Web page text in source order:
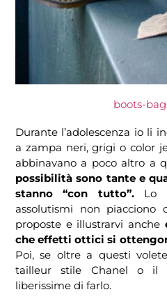
boots-
Durante l’adolescenza io li
a zampa neri, grigi o color
abbinavano a poco altro a
possibilità sono tante e
stanno “con tutto”.Lo
assolutismi non piacciono
proposte e illustrarvi anche
che effetti ottici si
Poi, se oltre a questi
tailleur stile Chanel o il
liberissime di farlo.